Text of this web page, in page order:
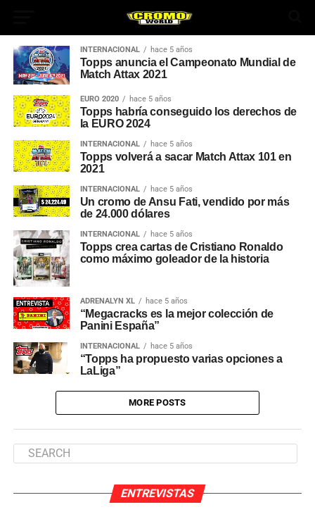
INTERNACIONAL hace 5 años
Topps anuncia el Campeonato Mundial de
Match Attax 2021
EURO 2020 hace 5 años
Topps habría conseguido los derechos de
la EURO 2024
INTERNACIONAL hace 5 años
Topps volverá a sacar Match Attax 101 en
2021
INTERNACIONAL hace 5 años
Un cromo de Ansu Fati, vendido por más
de 24.000 dólares
INTERNACIONAL hace 5 años
Topps crea cartas de Cristiano Ronaldo
como máximo goleador de la historia
ADRENALYN XL hace 5 años
“Megacracks es la mejor colección de
Panini España”
INTERNACIONAL hace 5 años
“Topps ha propuesto varias opciones a
LaLiga”
MORE POSTS
ENTREVISTAS